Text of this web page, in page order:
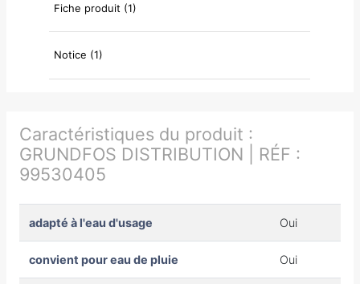
Fiche produit (1)
Notice (1)
Caractéristiques du produit :
GRUNDFOS DISTRIBUTION | RÉF :
99530405
adapté à l'eau d'usage Oui
convient pour eau de pluie Oui